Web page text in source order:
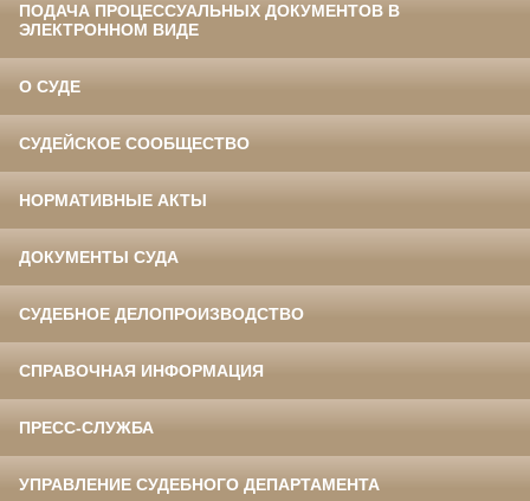
ПОДАЧА ПРОЦЕССУАЛЬНЫХ ДОКУМЕНТОВ В
ЭЛЕКТРОННОМ ВИДЕ
О СУДЕ
СУДЕЙСКОЕ СООБЩЕСТВО
НОРМАТИВНЫЕ АКТЫ
ДОКУМЕНТЫ СУДА
СУДЕБНОЕ ДЕЛОПРОИЗВОДСТВО
СПРАВОЧНАЯ ИНФОРМАЦИЯ
ПРЕСС-СЛУЖБА
УПРАВЛЕНИЕ СУДЕБНОГО ДЕПАРТАМЕНТА